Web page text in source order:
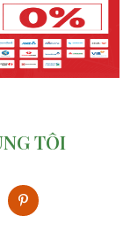
TÔI